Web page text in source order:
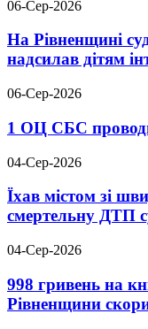
06-Сер-2026
На Рівненщині
надсилав дітям
06-Сер-2026
1 ОЦ СБС
04-Сер-2026
Їхав містом зі
смертельну ДТП
04-Сер-2026
998 гривень на
Рівненщини